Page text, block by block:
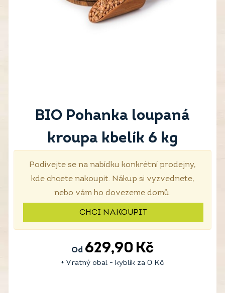
BIO Pohanka loupaná
kroupa kbelík 6 kg
Podívejte se na nabídku konkrétní prodejny,
kde chcete nakoupit. Nákup si vyzvednete,
nebo vám ho dovezeme domů.
CHCI NAKOUPIT
Od 629,90 Kč
+ Vratný obal - kyblík za 0 Kč